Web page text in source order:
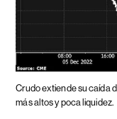
Crudo extiende su caída
más altos y poca liquidez.